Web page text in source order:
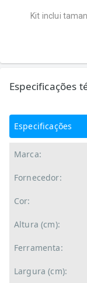
Kit inclui
Especificações
Especificações
Marca:
Fornecedor:
Cor:
Altura (cm):
Ferramenta:
Largura (cm):